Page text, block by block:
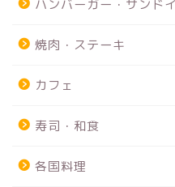
ハンバーガー・サンド
焼肉・ステーキ
カフェ
寿司・和食
各国料理